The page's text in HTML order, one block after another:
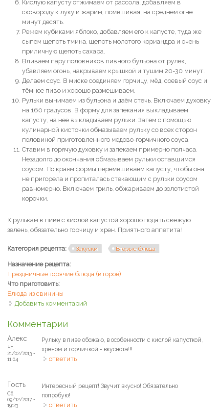
Кислую капусту отжимаем от рассола, добавляем в
сковороду к луку и жарим, помешивая, на среднем огне
минут десять.
Режем кубиками яблоко, добавляем его к капусте, туда же
сыпем щепоть тмина, щепоть молотого кориандра и очень
приличную щепоть сахара.
Вливаем пару половников пивного бульона от рулек,
убавляем огонь, накрываем крышкой и тушим 20-30 минут.
Делаем соус. В миске соединяем горчицу, мёд, соевый соус и
тёмное пиво и хорошо размешиваем.
Рульки вынимаем из бульона и даём стечь. Включаем духовку
на 160 градусов. В форму для запекания выкладываем
капусту, на неё выкладываем рульки. Затем с помощью
кулинарной кисточки обмазываем рульку со всех сторон
половиной приготовленного медово-горчичного соуса.
Ставим в горячую духовку и запекаем примерно полчаса.
Незадолго до окончания обмазываем рульки оставшимся
соусом. По краям формы перемешиваем капусту, чтобы она
не пригорела и пропиталась стекающим с рульки соусом
равномерно. Включаем гриль, обжариваем до золотистой
корочки.
К рулькам в пиве с кислой капустой хорошо подать свежую
зелень, обязательно горчицу и хрен. Приятного аппетита!
Категория рецепта: Закуски Вторые блюда
Назначение рецепта:
Праздничные горячие блюда (второе)
Что приготовить:
Блюда из свинины
Добавить комментарий
Комментарии
Алекс
Чт,
21/02/2013 -
11:04
Рульку в пиве обожаю, в особенности с кислой капусткой,
хреном и горчичкой - вкуснота!!!
ответить
Гость
Сб,
09/12/2017 -
19:23
Интересный рецепт! Звучит вкусно! Обязательно
попробую!
ответить